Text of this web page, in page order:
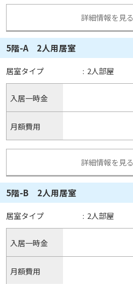
詳細情報を見る
5階-A 2人用居室
居室タイプ : 2人部屋
入居一時金
月額費用
詳細情報を見る
5階-B 2人用居室
居室タイプ : 2人部屋
入居一時金
月額費用